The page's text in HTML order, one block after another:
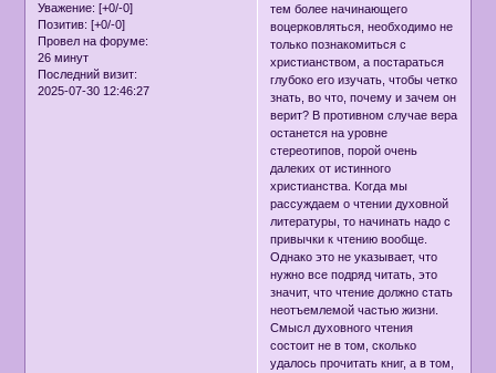
Уважение: [+0/-0]
Позитив: [+0/-0]
Провел на форуме:
26 минут
Последний визит:
2025-07-30 12:46:27
тем более начинающего
воцерковляться, необходимо не
только познакомиться с
христианством, а постараться
глубоко его изучать, чтобы четко
знать, во что, почему и зачем он
верит? В противном случае вера
останется на уровне
стереотипов, порой очень
далеких от истинного
христианства. Kогда мы
рассуждаем о чтении духовной
литературы, то начинать надо с
привычки к чтению вообще.
Oднако это не указывает, что
нужно все подряд читать, это
значит, что чтение должно стать
неотъемлемой частью жизни.
Смысл духовного чтения
cостоит не в том, сколько
удалось прочитать книг, а в том,